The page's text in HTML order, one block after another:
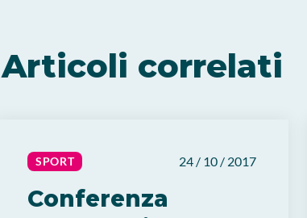
Articoli correlati
SPORT 24 / 10 / 2017
Conferenza